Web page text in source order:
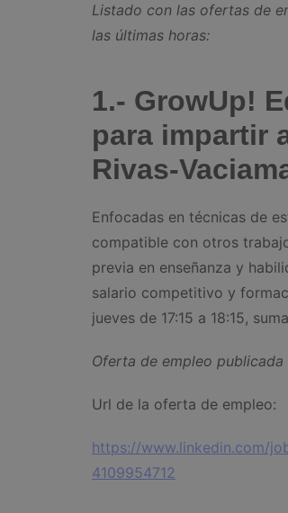
Listado con las ofertas de
las últimas horas:
1.- GrowUp!
para impartir
Rivas-
Enfocadas en técnicas de
compatible con otros
previa en enseñanza y
salario competitivo y
jueves de 17:15 a 18:15,
Oferta de empleo
Url de la oferta de empleo:
https://www.linkedin.com/
4109954712